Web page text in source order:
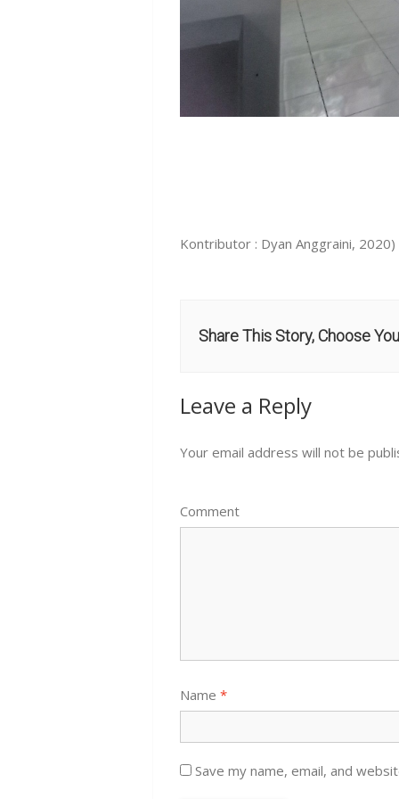
Kontributor : Dyan Anggraini, 2020)
Share This Story, Choose
Leave a Reply
Your email address will not be
Comment
Name *
Save my name, email, and